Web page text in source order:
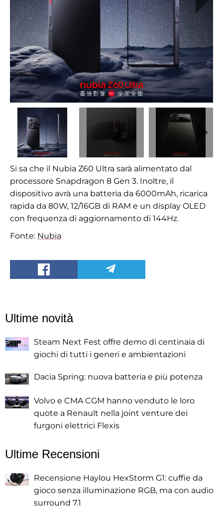
Si sa che il Nubia Z60 Ultra sarà alimentato dal
processore Snapdragon 8 Gen 3. Inoltre, il
dispositivo avrà una batteria da 6000mAh, ricarica
rapida da 80W, 12/16GB di RAM e un display OLED
con frequenza di aggiornamento di 144Hz.
Fonte: Nubia
Ultime novità
Steam Next Fest offre demo di centinaia di
giochi di tutti i generi e ambientazioni
Dacia Spring: nuova batteria e più potenza
Volvo e CMA CGM hanno venduto le loro
quote a Renault nella joint venture dei
furgoni elettrici Flexis
Ultime Recensioni
Recensione Haylou HexStorm G1: cuffie da
gioco senza illuminazione RGB, ma con audio
surround 7.1